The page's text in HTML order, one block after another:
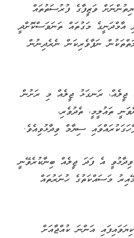
ވަޒީފާގެ ފުރުސަތުތައް
އާމްދަނީގެ މަގުތައް ތަނަވަސްކޮށްދީ
ނަފާވެރިކަން ނެރެދިނުން
ރަނގަޅު ޖީލެއް މި ރަށުން
ތައުލީމީ، ތެދުވެރި،
ސިޔާމް ވިދާޅުވިއެވެ.
އެ ފަދަ ޖީލެއް ބިނާކުރެވޭނީ
މަސައްކަތުގެ ހުނަރުތައް
15 އަހަރު ކިޔަވައިފައި އަންނަ ކުއްޖާއަށް